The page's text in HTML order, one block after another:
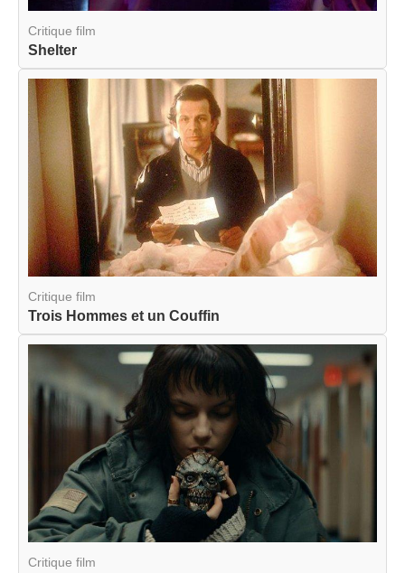
Critique film
Shelter
Critique film
Trois Hommes et un Couffin
Critique film